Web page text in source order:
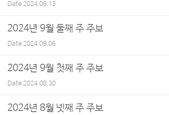
Date2024.09.13
2024년 9월 둘째 주 주보
Date2024.09.06
2024년 9월 첫째 주 주보
Date2024.08.30
2024년 8월 넷째 주 주보